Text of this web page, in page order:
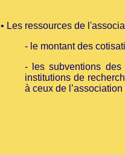
• Les ressources de
- le montant des
- les subventions des
institutions de
à ceux de